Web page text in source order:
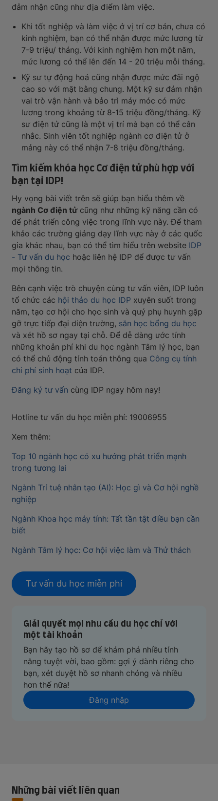
đảm nhận cũng như địa điểm làm việc.
Khi tốt nghiệp và làm việc ở vị trí cơ bản, chưa có
kinh nghiệm, bạn có thể nhận được mức lương từ
7-9 triệu/ tháng. Với kinh nghiệm hơn một năm,
mức lương có thể lên đến 14 - 20 triệu mỗi tháng.
Kỹ sư tự động hoá cũng nhận được mức đãi ngộ
cao so với mặt bằng chung. Một kỹ sư đảm nhận
vai trò vận hành và bảo trì máy móc có mức
lương trong khoảng từ 8-15 triệu đồng/tháng. Kỹ
sư điện tử cũng là một vị trí mà bạn có thể cân
nhắc. Sinh viên tốt nghiệp ngành cơ điện tử ở
mảng này có thể nhận 7-8 triệu đồng/tháng.
Tìm kiếm khóa học Cơ điện tử phù hợp với
bạn tại IDP!
Hy vọng bài viết trên sẽ giúp bạn hiểu thêm về
ngành Cơ điện tửcũng như những kỹ năng cần có
để phát triển công việc trong lĩnh vực này. Để tham
khảo các trường giảng dạy lĩnh vực này ở các quốc
gia khác nhau, bạn có thể tìm hiểu trên website IDP
- Tư vấn du học hoặc liên hệ IDP để được tư vấn
mọi thông tin.
Bên cạnh việc trò chuyện cùng tư vấn viên, IDP luôn
tổ chức các hội thảo du học IDP xuyên suốt trong
năm, tạo cơ hội cho học sinh và quý phụ huynh gặp
gỡ trực tiếp đại diện trường, săn học bổng du học
và xét hồ sơ ngay tại chỗ. Để dễ dàng ước tính
những khoản phí khi du học ngành Tâm lý học, bạn
có thể chủ động tính toán thông qua Công cụ tính
chi phí sinh hoạt của IDP.
Đăng ký tư vấn cùng IDP ngay hôm nay!
Hotline tư vấn du học miễn phí: 19006955
Xem thêm:
Top 10 ngành học có xu hướng phát triển mạnh
trong tương lai
Ngành Trí tuệ nhân tạo (AI): Học gì và Cơ hội nghề
nghiệp
Ngành Khoa học máy tính: Tất tần tật điều bạn cần
biết
Ngành Tâm lý học: Cơ hội việc làm và Thử thách
Tư vấn du học miễn phí
Giải quyết mọi nhu cầu du học chỉ với
một tài khoản
Bạn hãy tạo hồ sơ để khám phá nhiều tính
năng tuyệt vời, bao gồm: gợi ý dành riêng cho
bạn, xét duyệt hồ sơ nhanh chóng và nhiều
hơn thế nữa!
Đăng nhập
Những bài viết liên quan